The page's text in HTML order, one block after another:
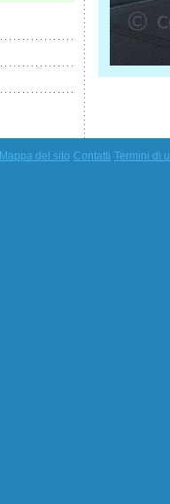
Mappa del sito Contatti Termini di